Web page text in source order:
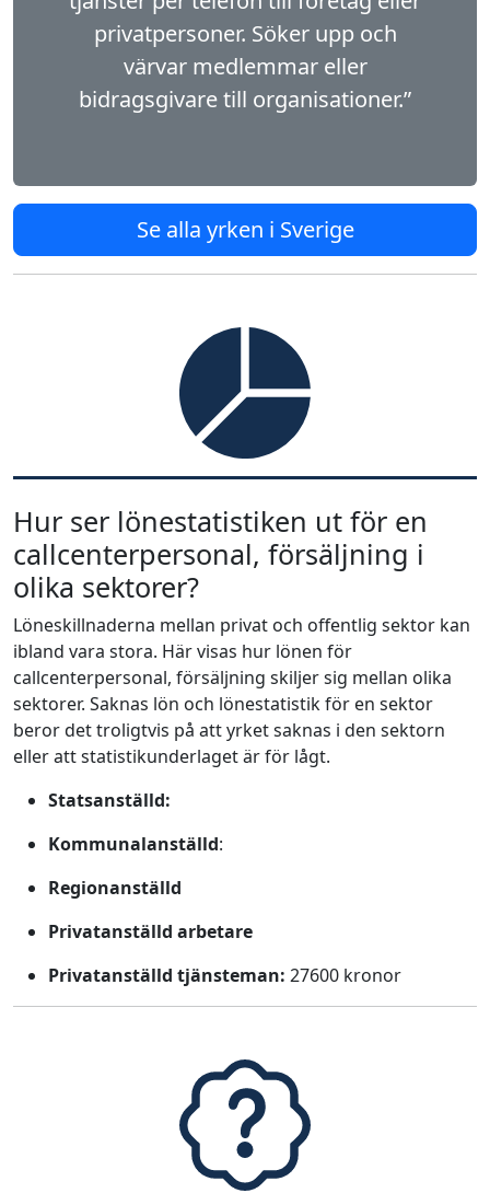
privatpersoner. Söker upp och
värvar medlemmar eller
bidragsgivare till organisationer.”
Se alla yrken i Sverige
Hur ser lönestatistiken ut för en
callcenterpersonal, försäljning i
olika sektorer?
Löneskillnaderna mellan privat och offentlig sektor kan
ibland vara stora. Här visas hur lönen för
callcenterpersonal, försäljning skiljer sig mellan olika
sektorer. Saknas lön och lönestatistik för en sektor
beror det troligtvis på att yrket saknas i den sektorn
eller att statistikunderlaget är för lågt.
Statsanställd:
Kommunalanställd:
Regionanställd
Privatanställd arbetare
Privatanställd tjänsteman: 27600 kronor